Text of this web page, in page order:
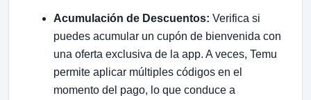
Acumulación de Descuentos: Verifica si
puedes acumular un cupón de bienvenida con
una oferta exclusiva de la app. A veces, Temu
permite aplicar múltiples códigos en el
momento del pago, lo que conduce a